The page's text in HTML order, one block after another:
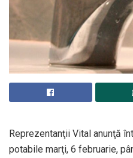
Reprezentanţii Vital anunţă
potabile marţi, 6 februarie,